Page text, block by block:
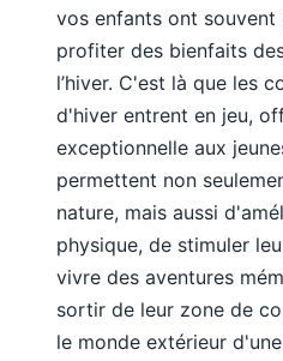
vos enfants ont souvent
profiter des bienfaits
l’hiver. C'est là que les
d'hiver entrent en jeu,
exceptionnelle aux
permettent non
nature, mais aussi
physique, de stimuler
vivre des aventures
sortir de leur zone de
le monde extérieur